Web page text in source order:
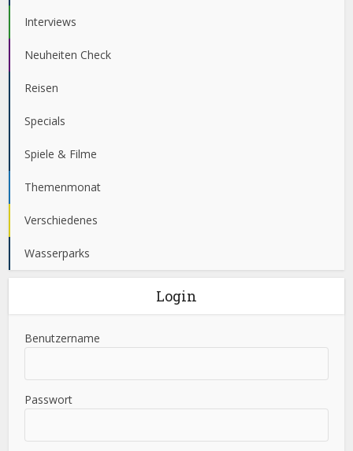
Interviews
Neuheiten Check
Reisen
Specials
Spiele & Filme
Themenmonat
Verschiedenes
Wasserparks
Login
Benutzername
Passwort